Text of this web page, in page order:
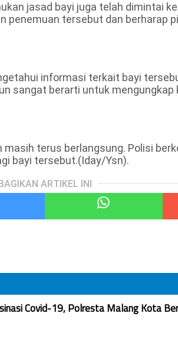
jasad bayi juga telah dimintai
penemuan tersebut dan berharap
informasi terkait bayi
sangat berarti untuk mengungkap
masih terus berlangsung. Polisi
bayi tersebut.(Iday/Ysn).
ARTIKEL INI
Covid-19, Polresta Malang Kota